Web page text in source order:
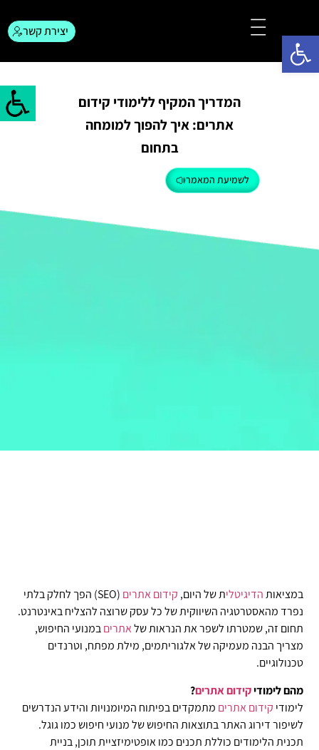
יצירת קשר
המדריך המקיף ללימודי קידום
אתרים: איך להפוך למומחה
בתחום
לשמיעת המאמר
במציאותהדיגיטלית של היום, קידום אתרים
(SEO) הפך לחלק בלתי
נפרד מהאסטרטגיה השיווקית של כל עסק שרוצה להצליח באינטרנט.
תחום זה, שמטרתו לשפר את הנראות שלאתריםבמנועי החיפוש,
מצריך הבנה מעמיקה של אלגוריתמים, מילת מפתח, וטרנדים
טכנולוגיים.
מהם לימודיקידוםאתרים?
לימודי קידום אתרים מתמקדים בפיתוח המיומנויות והידע הנדרשים
לשיפור דירוג האתר בתוצאות החיפוש של מנועי חיפוש כמו גוגל.
תכנית הלימודים כוללת תכנים כמו אופטימיזציית תוכן, בניית
פתח סרגל נגישות